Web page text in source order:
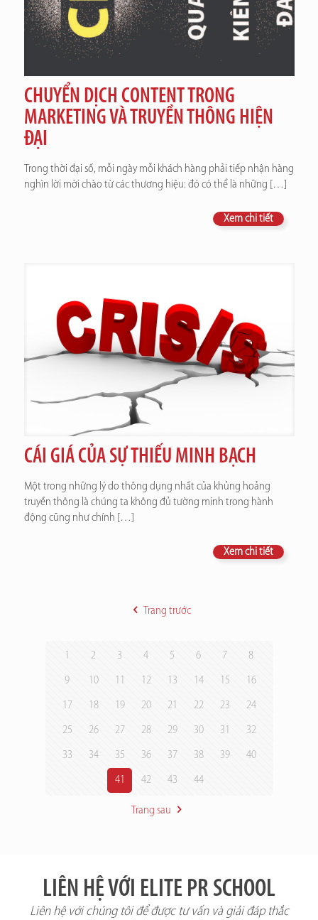
CHUYỂN DỊCH CONTENT TRONG
MARKETING VÀ TRUYỀN THÔNG HIỆN
ĐẠI
Trong thời đại số, mỗi ngày mỗi khách hàng phải tiếp nhận hàng
nghìn lời mời chào từ các thương hiệu: đó có thể là những […]
Xem chi tiết
CÁI GIÁ CỦA SỰ THIẾU MINH BẠCH
Một trong những lý do thông dụng nhất của khủng hoảng
truyền thông là chúng ta không đủ tường minh trong hành
động cũng như chính […]
Xem chi tiết
Trang trước
1 2 3 4 5 6 7 8
9 10 11 12 13 14 15 16
17 18 19 20 21 22 23 24
25 26 27 28 29 30 31 32
33 34 35 36 37 38 39 40
41 42 43 44
Trang sau
LIÊN HỆ VỚI ELITE PR SCHOOL
Liên hệ với chúng tôi để được tư vấn và giải đáp thắc